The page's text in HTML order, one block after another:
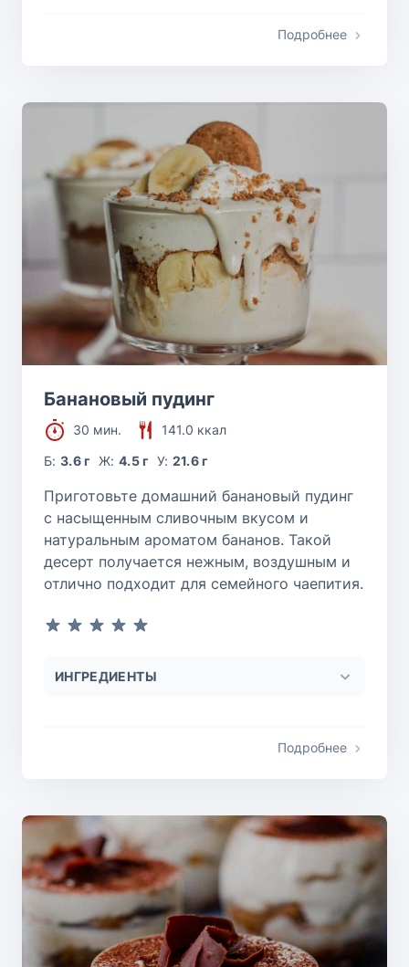
Подробнее
Банановый пудинг
30 мин.
141.0 ккал
Б:3.6 г Ж: 4.5 г У: 21.6 г
Приготовьте домашний банановый пудинг
с насыщенным сливочным вкусом и
натуральным ароматом бананов. Такой
десерт получается нежным, воздушным и
отлично подходит для семейного чаепития.
ИНГРЕДИЕНТЫ
Подробнее